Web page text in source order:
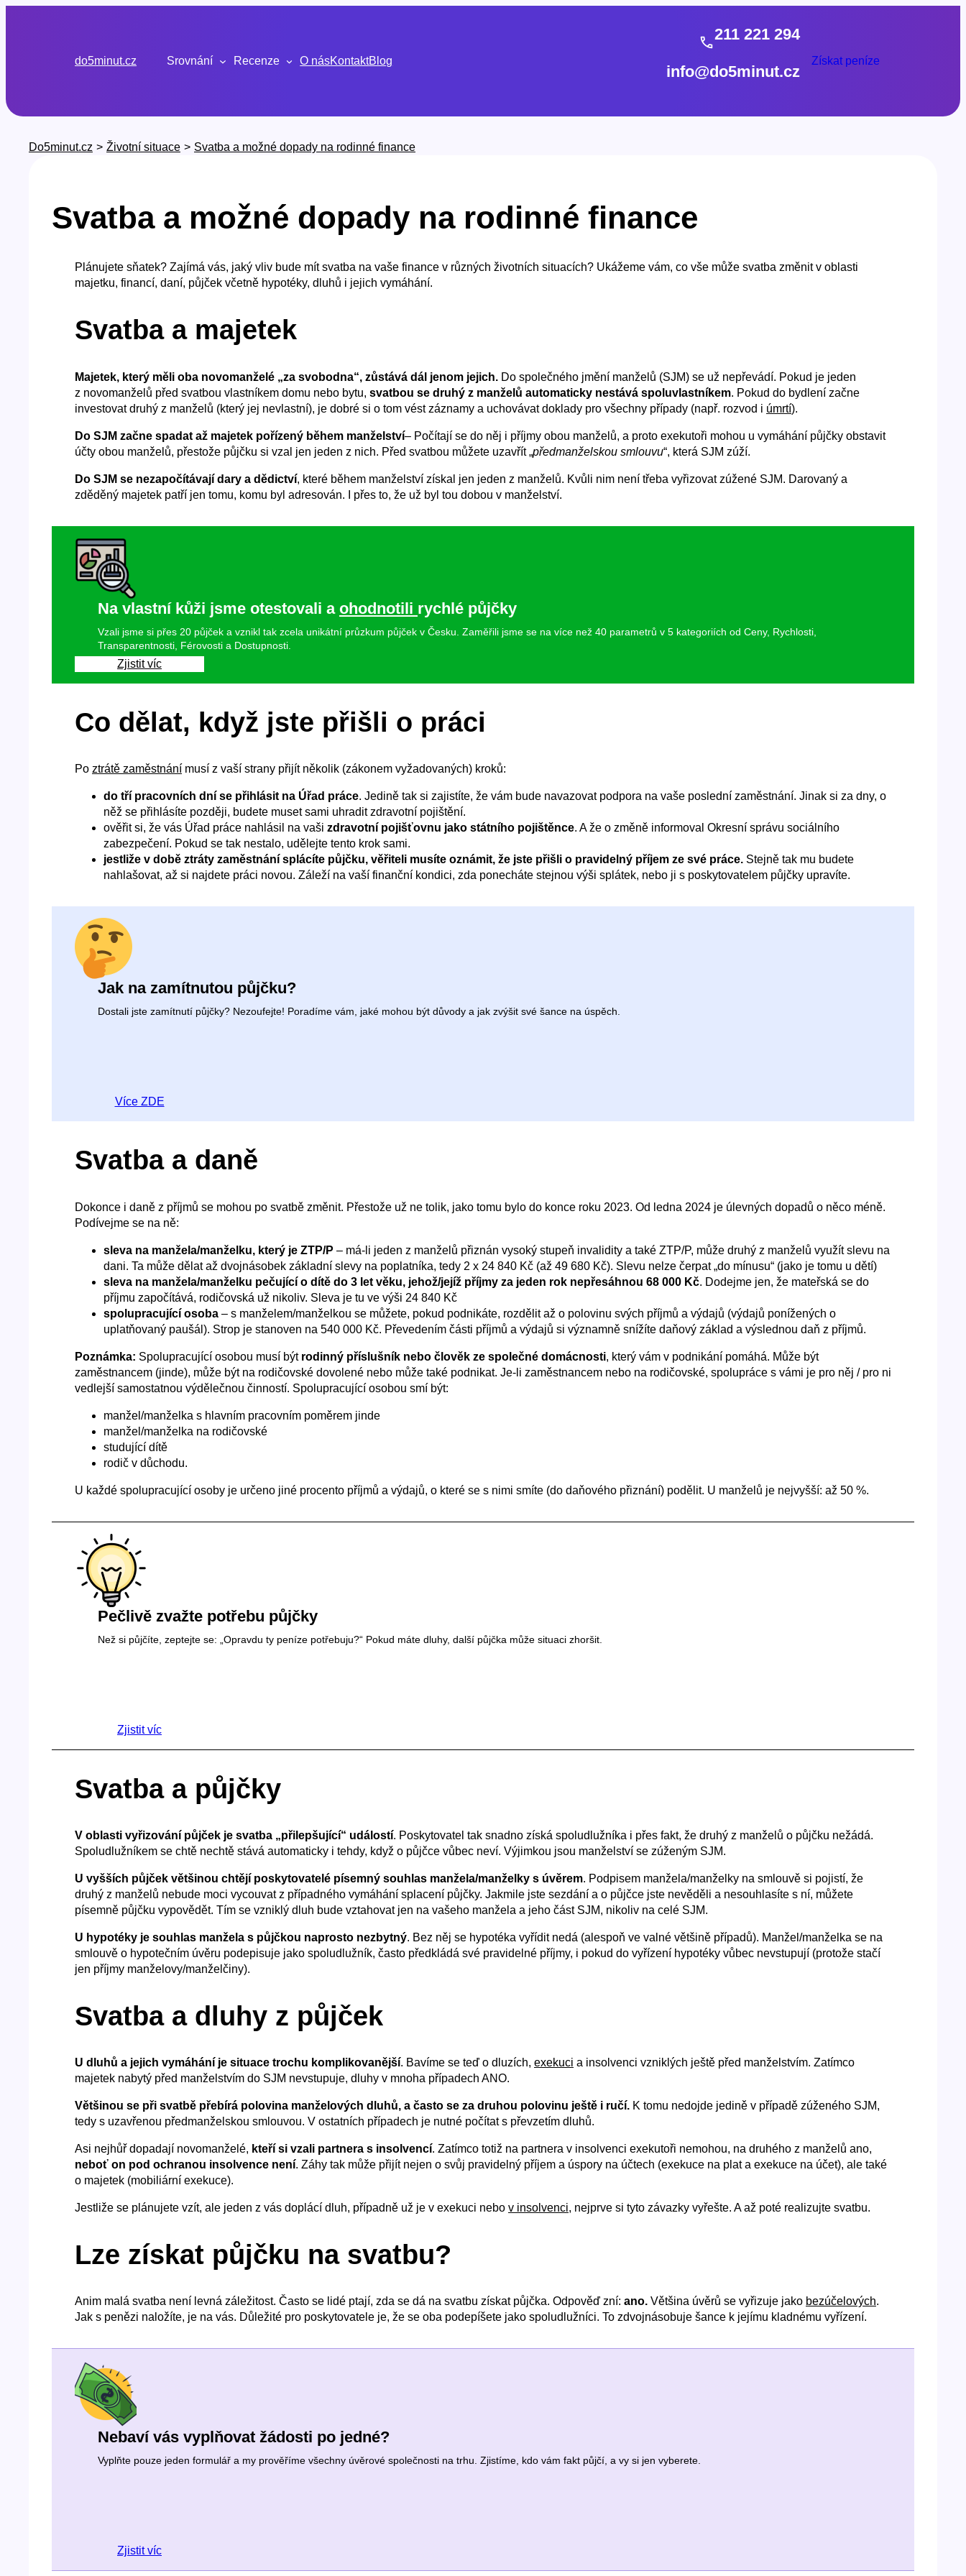
do5minut.cz
Srovnání Recenze O násKontaktBlog
211 221 294
info@do5minut.cz
Získat peníze
Do5minut.cz > Životní situace > Svatba a možné dopady na rodinné finance
Svatba a možné dopady na rodinné finance
Plánujete sňatek? Zajímá vás, jaký vliv bude mít svatba na vaše finance v různých životních situacích? Ukážeme vám, co vše může svatba změnit v oblasti
majetku, financí, daní, půjček včetně hypotéky, dluhů i jejich vymáhání.
Svatba a majetek
Majetek, který měli oba novomanželé „za svobodna“, zůstává dál jenom jejich. Do společného jmění manželů (SJM) se už nepřevádí. Pokud je jeden
z novomanželů před svatbou vlastníkem domu nebo bytu, svatbou se druhý z manželů automaticky nestává spoluvlastníkem. Pokud do bydlení začne
investovat druhý z manželů (který jej nevlastní), je dobré si o tom vést záznamy a uchovávat doklady pro všechny případy (např. rozvod i úmrtí).
Do SJM začne spadat až majetek pořízený během manželství– Počítají se do něj i příjmy obou manželů, a proto exekutoři mohou u vymáhání půjčky obstavit
účty obou manželů, přestože půjčku si vzal jen jeden z nich. Před svatbou můžete uzavřít „předmanželskou smlouvu“, která SJM zúží.
Do SJM se nezapočítávají dary a dědictví, které během manželství získal jen jeden z manželů. Kvůli nim není třeba vyřizovat zúžené SJM. Darovaný a
zděděný majetek patří jen tomu, komu byl adresován. I přes to, že už byl tou dobou v manželství.
Na vlastní kůži jsme otestovali a ohodnotili rychlé půjčky
Vzali jsme si přes 20 půjček a vznikl tak zcela unikátní průzkum půjček v Česku. Zaměřili jsme se na více než 40 parametrů v 5 kategoriích od Ceny, Rychlosti,
Transparentnosti, Férovosti a Dostupnosti.
Zjistit víc
Co dělat, když jste přišli o práci
Po ztrátě zaměstnání musí z vaší strany přijít několik (zákonem vyžadovaných) kroků:
do tří pracovních dní se přihlásit na Úřad práce. Jedině tak si zajistíte, že vám bude navazovat podpora na vaše poslední zaměstnání. Jinak si za dny, o
něž se přihlásíte později, budete muset sami uhradit zdravotní pojištění.
ověřit si, že vás Úřad práce nahlásil na vaši zdravotní pojišťovnu jako státního pojištěnce. A že o změně informoval Okresní správu sociálního
zabezpečení. Pokud se tak nestalo, udělejte tento krok sami.
jestliže v době ztráty zaměstnání splácíte půjčku, věřiteli musíte oznámit, že jste přišli o pravidelný příjem ze své práce. Stejně tak mu budete
nahlašovat, až si najdete práci novou. Záleží na vaší finanční kondici, zda ponecháte stejnou výši splátek, nebo ji s poskytovatelem půjčky upravíte.
Jak na zamítnutou půjčku?
Dostali jste zamítnutí půjčky? Nezoufejte! Poradíme vám, jaké mohou být důvody a jak zvýšit své šance na úspěch.
Více ZDE
Svatba a daně
Dokonce i daně z příjmů se mohou po svatbě změnit. Přestože už ne tolik, jako tomu bylo do konce roku 2023. Od ledna 2024 je úlevných dopadů o něco méně.
Podívejme se na ně:
sleva na manžela/manželku, který je ZTP/P – má-li jeden z manželů přiznán vysoký stupeň invalidity a také ZTP/P, může druhý z manželů využít slevu na
dani. Ta může dělat až dvojnásobek základní slevy na poplatníka, tedy 2 x 24 840 Kč (až 49 680 Kč). Slevu nelze čerpat „do mínusu“ (jako je tomu u dětí)
sleva na manžela/manželku pečující o dítě do 3 let věku, jehož/jejíž příjmy za jeden rok nepřesáhnou 68 000 Kč. Dodejme jen, že mateřská se do
příjmu započítává, rodičovská už nikoliv. Sleva je tu ve výši 24 840 Kč
spolupracující osoba – s manželem/manželkou se můžete, pokud podnikáte, rozdělit až o polovinu svých příjmů a výdajů (výdajů ponížených o
uplatňovaný paušál). Strop je stanoven na 540 000 Kč. Převedením části příjmů a výdajů si významně snížíte daňový základ a výslednou daň z příjmů.
Poznámka: Spolupracující osobou musí být rodinný příslušník nebo člověk ze společné domácnosti, který vám v podnikání pomáhá. Může být
zaměstnancem (jinde), může být na rodičovské dovolené nebo může také podnikat. Je-li zaměstnancem nebo na rodičovské, spolupráce s vámi je pro něj / pro ni
vedlejší samostatnou výdělečnou činností. Spolupracující osobou smí být:
manžel/manželka s hlavním pracovním poměrem jinde
manžel/manželka na rodičovské
studující dítě
rodič v důchodu.
U každé spolupracující osoby je určeno jiné procento příjmů a výdajů, o které se s nimi smíte (do daňového přiznání) podělit. U manželů je nejvyšší: až 50 %.
Pečlivě zvažte potřebu půjčky
Než si půjčíte, zeptejte se: „Opravdu ty peníze potřebuju?“ Pokud máte dluhy, další půjčka může situaci zhoršit.
Zjistit víc
Svatba a půjčky
V oblasti vyřizování půjček je svatba „přilepšující“ událostí. Poskytovatel tak snadno získá spoludlužníka i přes fakt, že druhý z manželů o půjčku nežádá.
Spoludlužníkem se chtě nechtě stává automaticky i tehdy, když o půjčce vůbec neví. Výjimkou jsou manželství se zúženým SJM.
U vyšších půjček většinou chtějí poskytovatelé písemný souhlas manžela/manželky s úvěrem. Podpisem manžela/manželky na smlouvě si pojistí, že
druhý z manželů nebude moci vycouvat z případného vymáhání splacení půjčky. Jakmile jste sezdání a o půjčce jste nevěděli a nesouhlasíte s ní, můžete
písemně půjčku vypovědět. Tím se vzniklý dluh bude vztahovat jen na vašeho manžela a jeho část SJM, nikoliv na celé SJM.
U hypotéky je souhlas manžela s půjčkou naprosto nezbytný. Bez něj se hypotéka vyřídit nedá (alespoň ve valné většině případů). Manžel/manželka se na
smlouvě o hypotečním úvěru podepisuje jako spoludlužník, často předkládá své pravidelné příjmy, i pokud do vyřízení hypotéky vůbec nevstupují (protože stačí
jen příjmy manželovy/manželčiny).
Svatba a dluhy z půjček
U dluhů a jejich vymáhání je situace trochu komplikovanější. Bavíme se teď o dluzích, exekuci a insolvenci vzniklých ještě před manželstvím. Zatímco
majetek nabytý před manželstvím do SJM nevstupuje, dluhy v mnoha případech ANO.
Většinou se při svatbě přebírá polovina manželových dluhů, a často se za druhou polovinu ještě i ručí. K tomu nedojde jedině v případě zúženého SJM,
tedy s uzavřenou předmanželskou smlouvou. V ostatních případech je nutné počítat s převzetím dluhů.
Asi nejhůř dopadají novomanželé, kteří si vzali partnera s insolvencí. Zatímco totiž na partnera v insolvenci exekutoři nemohou, na druhého z manželů ano,
neboť on pod ochranou insolvence není. Záhy tak může přijít nejen o svůj pravidelný příjem a úspory na účtech (exekuce na plat a exekuce na účet), ale také
o majetek (mobiliární exekuce).
Jestliže se plánujete vzít, ale jeden z vás doplácí dluh, případně už je v exekuci nebo v insolvenci, nejprve si tyto závazky vyřešte. A až poté realizujte svatbu.
Lze získat půjčku na svatbu?
Anim malá svatba není levná záležitost. Často se lidé ptají, zda se dá na svatbu získat půjčka. Odpověď zní: ano. Většina úvěrů se vyřizuje jako bezúčelových.
Jak s penězi naložíte, je na vás. Důležité pro poskytovatele je, že se oba podepíšete jako spoludlužníci. To zdvojnásobuje šance k jejímu kladnému vyřízení.
Nebaví vás vyplňovat žádosti po jedné?
Vyplňte pouze jeden formulář a my prověříme všechny úvěrové společnosti na trhu. Zjistíme, kdo vám fakt půjčí, a vy si jen vyberete.
Zjistit víc